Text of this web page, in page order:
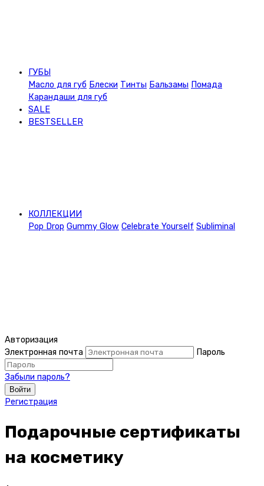
ГУБЫ
Масло для губ Блески Тинты Бальзамы Помада
Карандаши для губ
SALE
BESTSELLER
КОЛЛЕКЦИИ
Pop Drop Gummy Glow Celebrate Yourself Subliminal
Авторизация
Электронная почта
Пароль
Забыли пароль?
Войти
Регистрация
Подарочные сертификаты
на косметику